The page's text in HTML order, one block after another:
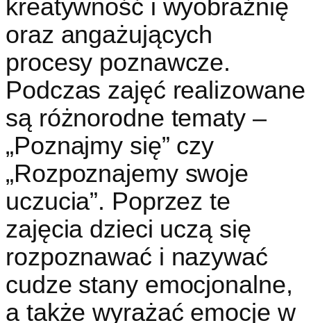
kreatywność i wyobraźnię
oraz angażujących
procesy poznawcze.
Podczas zajęć realizowane
są różnorodne tematy –
„Poznajmy się” czy
„Rozpoznajemy swoje
uczucia”. Poprzez te
zajęcia dzieci uczą się
rozpoznawać i nazywać
cudze stany emocjonalne,
a także wyrażać emocje w